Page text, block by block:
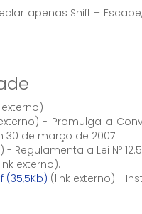
apenas Shift +
- Promulga a
30 de março de 2007.
- Regulamenta a Lei Nº
externo).
(35,5Kb) (link externo) -